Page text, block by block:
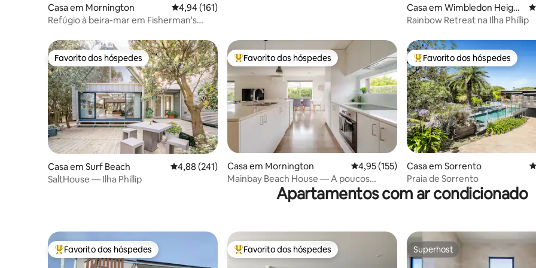
Casa em Mornington Classificação média de 4,94 em 5 estrelas, 161avaliações
4,94 (161)
Refúgio à beira-mar em Fisherman's
Casa em Wimbledon Height
s
Rainbow Retreat na Ilha Phillip
Favorito dos hóspedes
Favorito dos hóspedes
Casa em Surf Beach Classificação média de 4,88 em 5 estrelas, 241avaliações
4,88 (241)
SaltHouse — Ilha Phillip
Favoritos dos hóspedes mais apreciados
Favorito dos hóspedes
Casa em Mornington Classificação média de 4,95 em 5 estrelas,
4,95 (155)
Mainbay Beach House — A poucos
passos da praia e das lojas
Favoritos dos hóspedes mais
Favorito dos hóspedes
Casa em Sorrento
Praia de Sorrento
Apartamentos com ar condicionado
Favoritos dos hóspedes mais apreciados
Favorito dos hóspedes Favoritos dos hóspedes mais apreciados
Favorito dos hóspedes Superhost
Superhost